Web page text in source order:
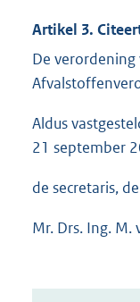
Artikel 3.
De
Aldus
21 september
de secretaris,
Mr. Drs. Ing. M.